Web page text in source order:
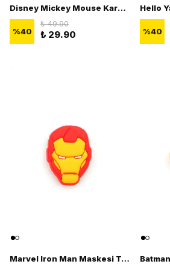
Disney Mickey Mouse Karakteri Terlik Süsü - 3D Terlik Süsü Figürü
%40
₺ 49.90
₺ 29.90 %40
Marvel Iron Man Maskesi Terlik Süsü - 3D Terlik Süsü Figürü